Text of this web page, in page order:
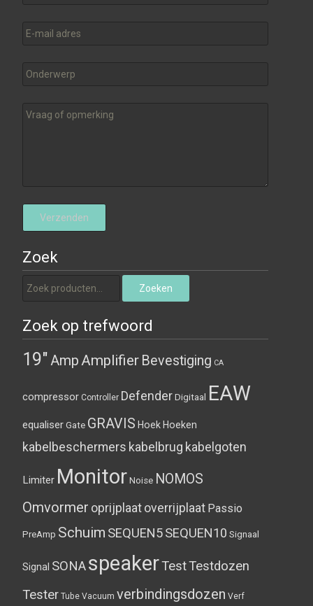
Zoek
Zoeken naar: Zoeken
Zoek op trefwoord
19" Amp Amplifier Bevestiging CA
compressor Controller Defender Digitaal EAW
equaliser Gate GRAVIS HoekHoeken
kabelbeschermers kabelbrug kabelgoten
Limiter Monitor Noise NOMOS
Omvormer oprijplaatoverrijplaat Passio
PreAmp Schuim SEQUEN5SEQUEN10 Signaal
Signal SONAspeakerTestTestdozen
Tester Tube Vacuum verbindingsdozen Verf